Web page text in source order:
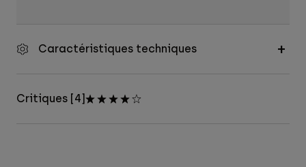
Caractéristiques techniques
Critiques [4]